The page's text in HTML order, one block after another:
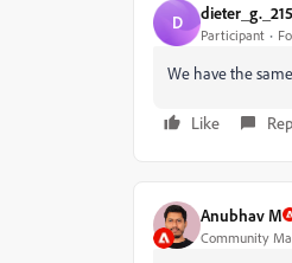
D
Participant
We have the
Like
Anubhav M
Community